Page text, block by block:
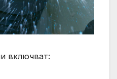
включват: